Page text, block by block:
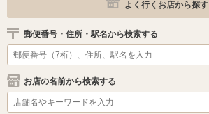
よく行くお店から探す
郵便番号・住所・駅名から検索する
お店の名前から検索する